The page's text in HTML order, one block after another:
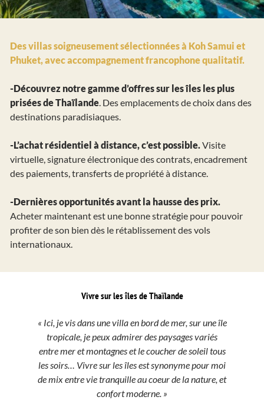
Des villas soigneusement sélectionnées à Koh Samui et
Phuket, avec accompagnement francophone qualitatif.
-Découvrez notre gamme d’offres sur les îles les plus
prisées de Thaïlande. Des emplacements de choix dans des
destinations paradisiaques.
-L’achat résidentiel à distance, c’est possible.Visite
virtuelle, signature électronique des contrats, encadrement
des paiements, transferts de propriété à distance.
-Dernières opportunités avant la hausse des prix.
Acheter maintenant est une bonne stratégie pour pouvoir
profiter de son bien dès le rétablissement des vols
internationaux.
Vivre sur les îles de Thaïlande
« Ici, je vis dans une villa en bord de mer, sur une île
tropicale, je peux admirer des paysages variés
entre mer et montagnes et le coucher de soleil tous
les soirs… Vivre sur les îles est synonyme pour moi
de mix entre vie tranquille au coeur de la nature, et
confort moderne. »